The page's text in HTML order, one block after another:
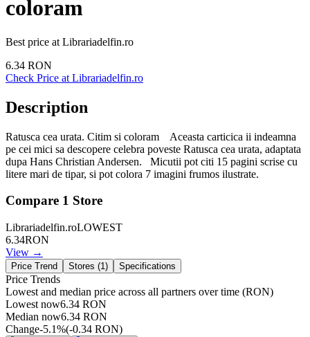
coloram
Best price at Librariadelfin.ro
6.34 RON
Check Price at Librariadelfin.ro
Description
Ratusca cea urata. Citim si coloram Aceasta carticica ii indeamna
pe cei mici sa descopere celebra poveste Ratusca cea urata, adaptata
dupa Hans Christian Andersen. Micutii pot citi 15 pagini scrise cu
litere mari de tipar, si pot colora 7 imagini frumos ilustrate.
Compare 1 Store
Librariadelfin.roLOWEST
6.34RON
View →
Price Trend Stores (1) Specifications
Price Trends
Lowest and median price across all partners over time (RON)
Lowest now6.34 RON
Median now6.34 RON
Change-5.1%(-0.34 RON)